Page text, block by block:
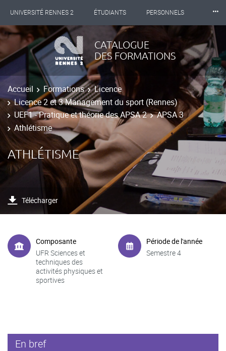
UNIVERSITÉ RENNES 2 ÉTUDIANTS PERSONNELS
INTERNATIONAL PROFESSIONNELS BIBLIOTHÈQUES
LES NOUVELLES DE RENNES 2
⸱⸱⸱
CATALOGUE
DES FORMATIONS
Accueil Formations
Licence
Licence 2 et 3 Management du sport (Rennes)
UEF1 - Pratique et théorie des APSA 2
APSA 3
Athlétisme
ATHLÉTISME
Télécharger
Composante
UFR Sciences et
techniques des
activités physiques et
sportives
Période de l'année
Semestre 4
En bref